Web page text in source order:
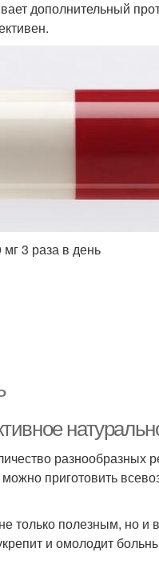
дополнительный
3 раза в день
разнообразных
приготовить
только полезным, но
и омолодит